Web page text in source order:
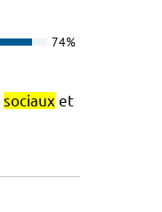
74%
sociaux et